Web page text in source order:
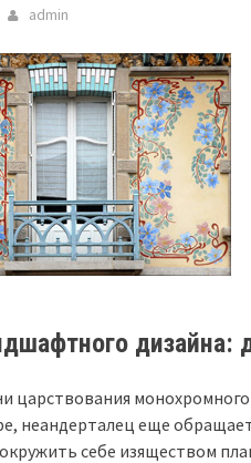
admin
дизайна:
царствования
неандерталец еще
себе изяществом